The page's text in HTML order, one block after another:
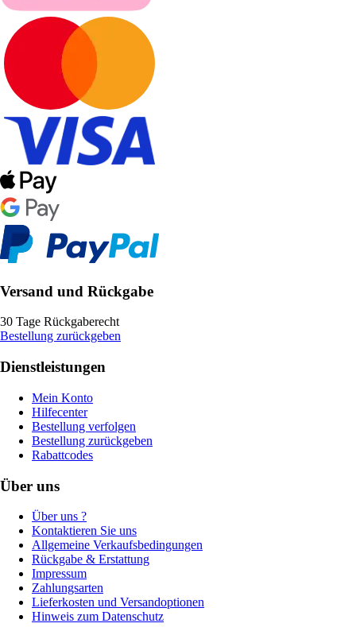
Versand und Rückgabe
30 Tage Rückgaberecht
Bestellung zurückgeben
Dienstleistungen
Mein Konto
Hilfecenter
Bestellung verfolgen
Bestellung zurückgeben
Rabattcodes
Über uns
Über uns ?
Kontaktieren Sie uns
Allgemeine Verkaufsbedingungen
Rückgabe & Erstattung
Impressum
Zahlungsarten
Lieferkosten und Versandoptionen
Hinweis zum Datenschutz